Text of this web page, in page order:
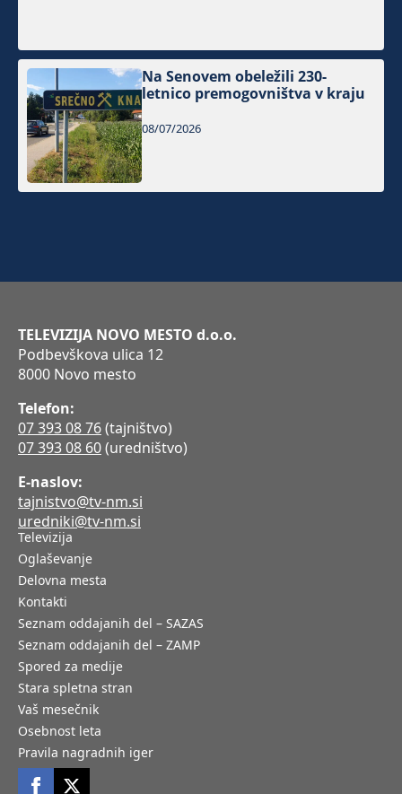
Na Senovem obeležili 230-
letnico premogovništva v kraju
08/07/2026
TELEVIZIJA NOVO MESTO d.o.o.
Podbevškova ulica 12
8000 Novo mesto
Telefon:
07 393 08 76(tajništvo)
07 393 08 60(uredništvo)
E-naslov:
tajnistvo@tv-nm.si
uredniki@tv-nm.si
Televizija
Oglaševanje
Delovna mesta
Kontakti
Seznam oddajanih del – SAZAS
Seznam oddajanih del – ZAMP
Spored za medije
Stara spletna stran
Vaš mesečnik
Osebnost leta
Pravila nagradnih iger